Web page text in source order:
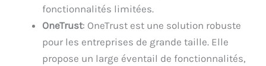
fonctionnalités limitées.
OneTrust: OneTrust est une solution robuste
pour les entreprises de grande taille. Elle
propose un large éventail de fonctionnalités,